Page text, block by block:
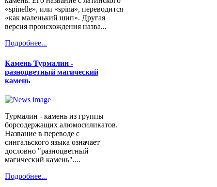
«spinelle», или «spina», переводится
«как маленький шип». Другая
версия происхождения назва...
Подробнее...
Камень Турмалин -
разноцветный магический
камень
Турмалин - камень из группы
борсодержащих алюмосиликатов.
Название в переводе с
сингальского языка означает
дословно "разноцветный
магический камень"....
Подробнее...